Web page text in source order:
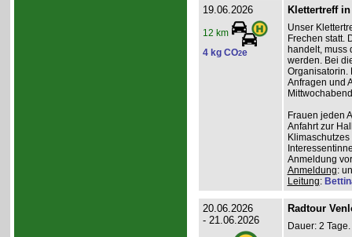
19.06.2026
12 km
4 kg CO2e
Klettertreff
Unser
Frechen statt.
handelt, muss
werden. Bei
Organisatorin.
Anfragen und
Frauen jeden
Anfahrt zur
Anmeldung
Anmeldung:
Leitung:
20.06.2026
- 21.06.2026
Radtour
Dauer: 2 Tage.